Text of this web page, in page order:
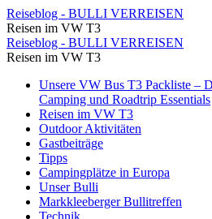
Mai
2021
⋆
Reiseblog
BULLI
VERREISEN
Reiseblog - BULLI VERREISEN
Reisen im VW T3
Mai
2021
Reiseblog
BULLI
VERREISEN
Reiseblog - BULLI VERREISEN
Reisen im VW T3
Skip
content
Unsere VW Bus T3 Packliste –
Camping und Roadtrip Essentials
Reisen im VW T3
Outdoor Aktivitäten
Gastbeiträge
Tipps
Campingplätze in Europa
Unser Bulli
Markkleeberger Bullitreffen
Technik